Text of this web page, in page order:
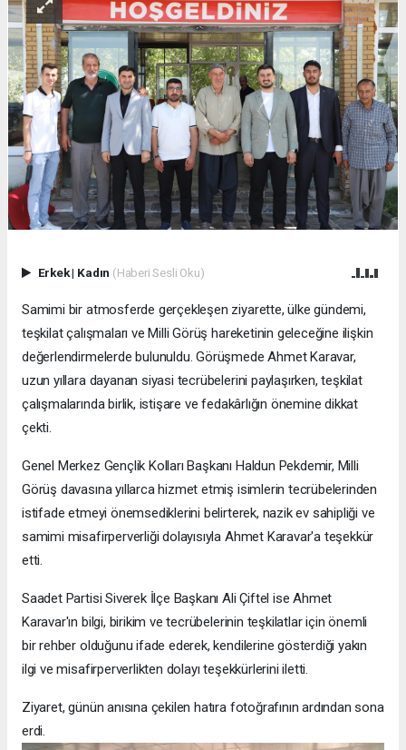
Erkek| Kadın (Haberi Sesli Oku)
Samimi bir atmosferde gerçekleşen ziyarette, ülke gündemi,
teşkilat çalışmaları ve Milli Görüş hareketinin geleceğine ilişkin
değerlendirmelerde bulunuldu. Görüşmede Ahmet Karavar,
uzun yıllara dayanan siyasi tecrübelerini paylaşırken, teşkilat
çalışmalarında birlik, istişare ve fedakârlığın önemine dikkat
çekti.
Genel Merkez Gençlik Kolları Başkanı Haldun Pekdemir, Milli
Görüş davasına yıllarca hizmet etmiş isimlerin tecrübelerinden
istifade etmeyi önemsediklerini belirterek, nazik ev sahipliği ve
samimi misafirperverliği dolayısıyla Ahmet Karavar'a teşekkür
etti.
Saadet Partisi Siverek İlçe Başkanı Ali Çiftel ise Ahmet
Karavar'ın bilgi, birikim ve tecrübelerinin teşkilatlar için önemli
bir rehber olduğunu ifade ederek, kendilerine gösterdiği yakın
ilgi ve misafirperverlikten dolayı teşekkürlerini iletti.
Ziyaret, günün anısına çekilen hatıra fotoğrafının ardından sona
erdi.